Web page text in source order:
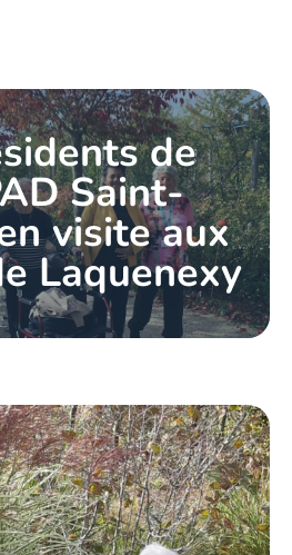
de
Saint-
visite aux
Laquenexy